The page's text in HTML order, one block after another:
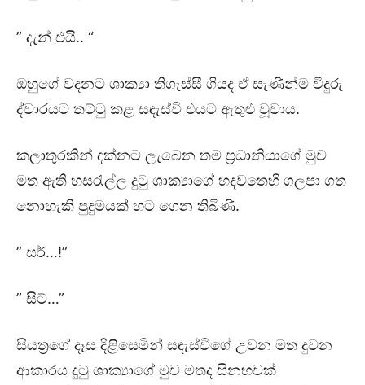
” දැන් එයි.. “
ඔහුගේ වදනට ශාක්‍යා තිගැස්සී ගියද ඒ සැණින්ම වීදුරු
ද්වාරයට තට්ටු කළ සඳැස්වි එයට ඇතුළු වූවාය.
කලාතුරකින් දක්නට ලැබෙන තම ප්‍රධානියාගේ මුව
මත ඇති හසරැල්ල දුටු ශාක්‍යාගේ හදවතෙහි ගලපා ගත
නොහැකි පුදුමයක් හට ගෙන තිබිණි.
” සර්…!”
” සිට්…”
සියත්‍රගේ දෑස දිළිසෙමින් සඳැස්විගේ උවන මත දුවන
ආකාරය දුටු ශාක්‍යාගේ මුව මතද සිනහවක්